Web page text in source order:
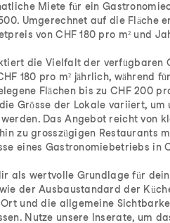
Miete für ein
Umgerechnet auf die Fläche
von CHF 180 pro m² und
die Vielfalt der verfügbaren
180 pro m² jährlich, während
Flächen bis zu CHF 200
Grösse der Lokale variiert,
Das Angebot reicht von
zu grosszügigen Restaurants
eines Gastronomiebetriebs in
als wertvolle Grundlage für
der Ausbaustandard der
und die allgemeine
Nutze unsere Inserate, um